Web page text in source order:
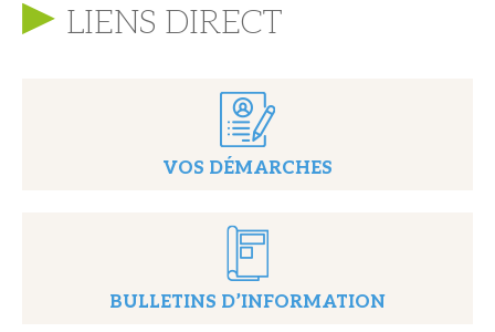
LIENS DIRECT
VOS DÉMARCHES
BULLETINS D’INFORMATION